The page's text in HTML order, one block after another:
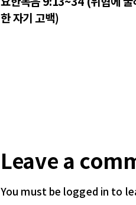
한 자기 고백)
Leave a
You must be logged in to